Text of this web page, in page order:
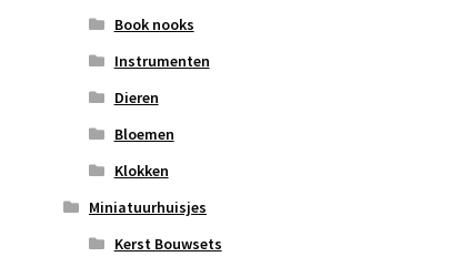
Book nooks
Instrumenten
Dieren
Bloemen
Klokken
Miniatuurhuisjes
Kerst Bouwsets